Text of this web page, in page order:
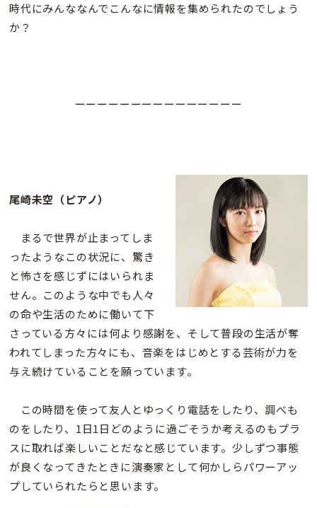
時代にみんななんでこんなに情報を集められたのでしょう
か？
ーーーーーーーーーーーーーーー
尾崎未空（ピアノ）
まるで世界が止まってしま
ったようなこの状況に、驚き
と怖さを感じずにはいられま
せん。このような中でも人々
の命や生活のために働いて下
さっている方々には何より感謝を、そして普段の生活が奪
われてしまった方々にも、音楽をはじめとする芸術が力を
与え続けていることを願っています。
この時間を使って友人とゆっくり電話をしたり、調べも
のをしたり、1日1日どのように過ごそうか考えるのもプラ
スに取れば楽しいことだなと感じています。少しずつ事態
が良くなってきたときに演奏家として何かしらパワーアッ
プしていられたらと思います。